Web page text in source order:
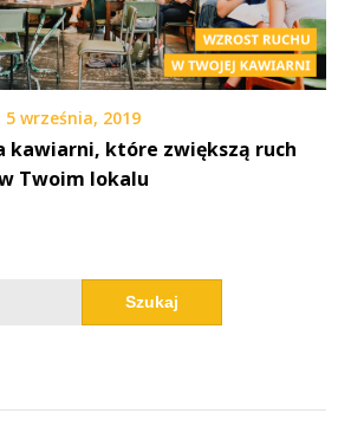
5 września, 2019
kawiarni, które zwiększą ruch
Twoim lokalu